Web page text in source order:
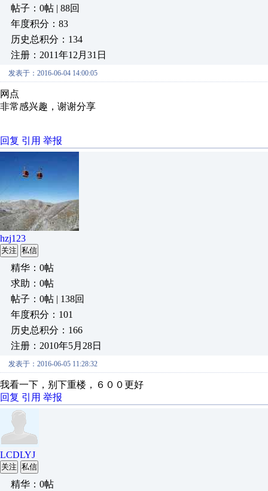
帖子：0帖 | 88回
年度积分：83
历史总积分：134
注册：2011年12月31日
发表于：2016-06-04 14:00:05
网点
非常感兴趣，谢谢分享
回复 引用 举报
hzj123
关注 私信
精华：0帖
求助：0帖
帖子：0帖 | 138回
年度积分：101
历史总积分：166
注册：2010年5月28日
发表于：2016-06-05 11:28:32
我看一下，别下重楼，６００更好
回复 引用 举报
LCDLYJ
关注 私信
精华：0帖